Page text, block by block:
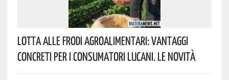
Lotta Alle Frodi Agroalimentari: Vantaggi
Concreti Per I Consumatori Lucani. Le Novità